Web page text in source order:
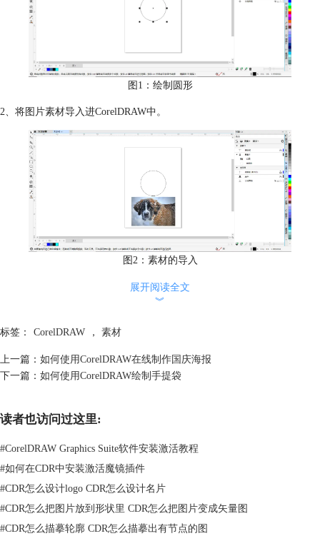
图1：绘制圆形
2、将图片素材导入进CorelDRAW中。
图2：素材的导入
3、将素材中想要在图形中显现的部分移动到图形内。
图3：需要在图形中显示的部分
展开阅读全文
︾
标签： CorelDRAW ， 素材
上一篇： 如何使用CorelDRAW在线制作国庆海报
下一篇： 如何使用CorelDRAW绘制手提袋
读者也访问过这里:
#CorelDRAW Graphics Suite软件安装激活教程
#如何在CDR中安装激活魔镜插件
#CDR怎么设计logo CDR怎么设计名片
#CDR怎么把图片放到形状里 CDR怎么把图片变成矢量图
#CDR怎么描摹轮廓 CDR怎么描摹出有节点的图